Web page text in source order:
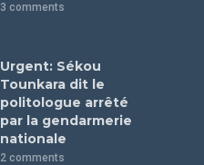
3 comments
Urgent: Sékou
Tounkara dit le
politologue arrêté
par la gendarmerie
nationale
2 comments